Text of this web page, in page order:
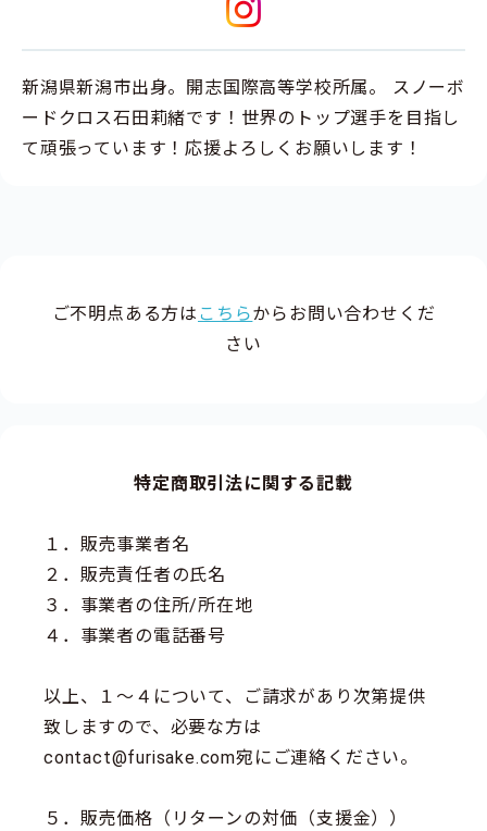
新潟県新潟市出身。開志国際高等学校所属。 スノーボ
ードクロス石田莉緒です！世界のトップ選手を目指し
て頑張っています！応援よろしくお願いします！
ご不明点ある方は こちらからお問い合わせくだ
さい
特定商取引法に関する記載
１．販売事業者名
２．販売責任者の氏名
３．事業者の住所/所在地
４．事業者の電話番号
以上、１～４について、ご請求があり次第提供
致しますので、必要な方は
contact@furisake.com宛にご連絡ください。
５．販売価格（リターンの対価（支援金））